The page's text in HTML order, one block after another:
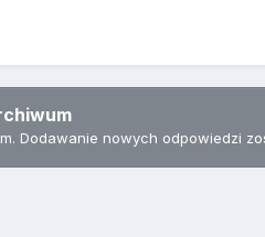
Dodawanie nowych odpowiedzi